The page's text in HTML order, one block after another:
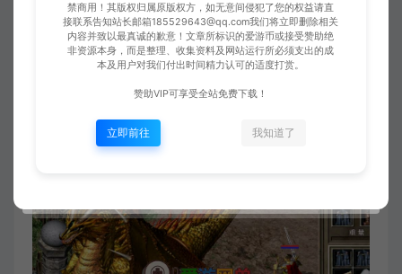
禁商用！其版权归属原版权方，如无意间侵犯了您的权益请直
接联系告知站长邮箱185529643@qq.com我们将立即删除相关
内容并致以最真诚的歉意！文章所标识的爱游币或接受赞助绝
非资源本身，而是整理、收集资料及网站运行所必须支出的成
本及用户对我们付出时间精力认可的适度打赏。
赞助VIP可享受全站免费下载！
立即前往 我知道了